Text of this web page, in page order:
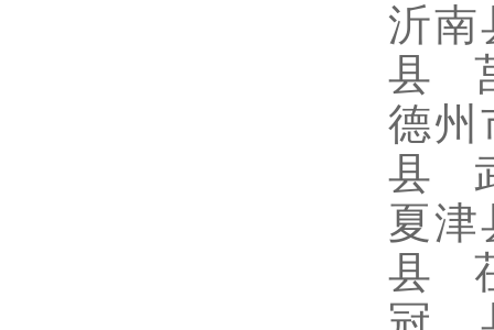
沂
县
德
县
夏
县